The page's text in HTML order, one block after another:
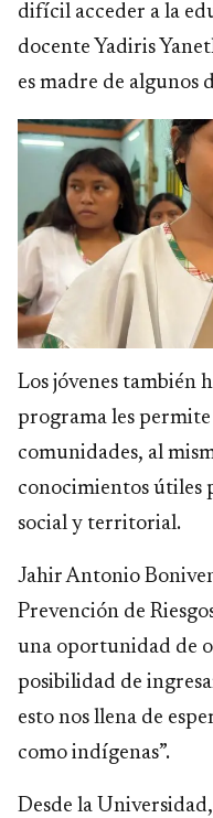
difícil acceder a la
docente Yadiris
es madre de algunos
Los jóvenes también
programa les permite
comunidades, al
conocimientos útiles
social y territorial.
Jahir Antonio
Prevención de
una oportunidad de
posibilidad de
esto nos llena de
como indígenas”.
Desde la